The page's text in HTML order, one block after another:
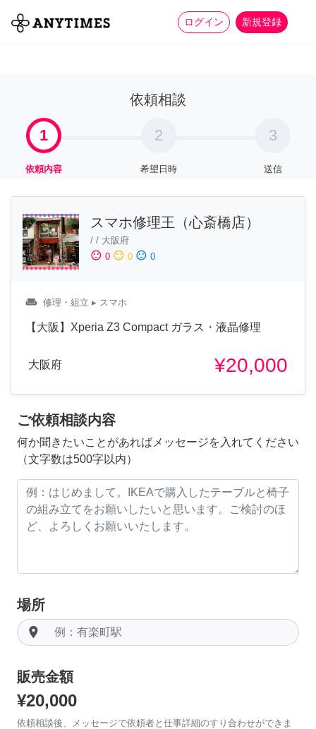
ログイン 新規登録
全て 家事 more_horiz
依頼相談
1
依頼内容
2
希望日時
3
送信
スマホ修理王（心斎橋店）
/ / 大阪府
sentiment_satisfied 0 sentiment_neutral 0 sentiment_dissatisfied 0
weekend 修理・組立 ▸ スマホ
【大阪】Xperia Z3 Compact ガラス・液晶修理
大阪府 ¥20,000
ご依頼相談内容
何か聞きたいことがあればメッセージを入れてください
（文字数は500字以内）
場所
room
販売金額
¥20,000
依頼相談後、メッセージで依頼者と仕事詳細のすり合わせができま